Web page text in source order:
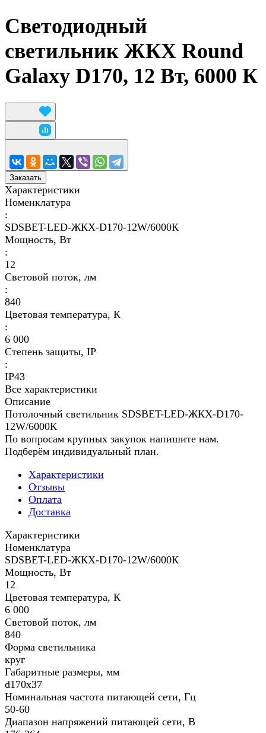
Светодиодный
светильник ЖКХ Round
Galaxy D170, 12 Вт, 6000 К
Заказать
Характеристики
Номенклатура
:
SDSBET-LED-ЖКХ-D170-12W/6000К
Мощность, Вт
:
12
Световой поток, лм
:
840
Цветовая температура, К
:
6 000
Степень защиты, IP
:
IP43
Все характеристики
Описание
Потолочный светильник SDSBET-LED-ЖКХ-D170-
12W/6000К
По вопросам крупных закупок напишите нам.
Подберём индивидуальный план.
Характеристики
Отзывы
Оплата
Доставка
Характеристики
Номенклатура
SDSBET-LED-ЖКХ-D170-12W/6000К
Мощность, Вт
12
Цветовая температура, К
6 000
Световой поток, лм
840
Форма светильника
круг
Габаритные размеры, мм
d170х37
Номинальная частота питающей сети, Гц
50-60
Диапазон напряжений питающей сети, В